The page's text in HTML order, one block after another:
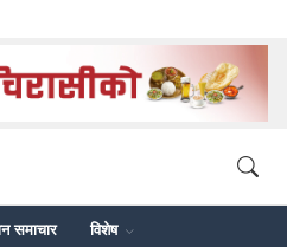
समाचार विशेष